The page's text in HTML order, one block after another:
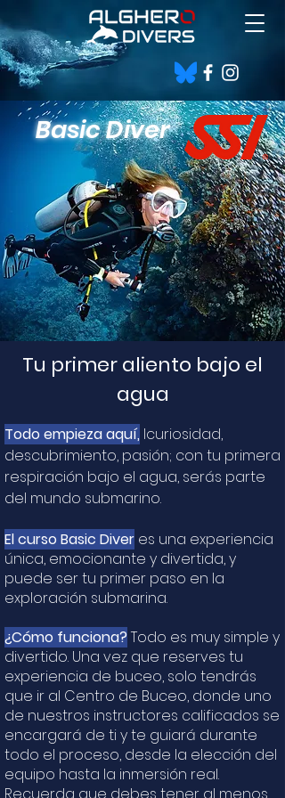
Basic Diver
Tu primer aliento bajo el
agua
Todo empieza aquí, lcuriosidad,
descubrimiento, pasión; con tu primera
respiración bajo el agua, serás parte
del mundo submarino.
El curso Basic Diver es una experiencia
única, emocionante y divertida, y
puede ser tu primer paso en la
exploración submarina.
¿Cómo funciona? Todo es muy simple y
divertido. Una vez que reserves tu
experiencia de buceo, solo tendrás
que ir al Centro de Buceo, donde uno
de nuestros instructores calificados se
encargará de ti y te guiará durante
todo el proceso, desde la elección del
equipo hasta la inmersión real.